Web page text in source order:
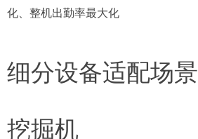
化、整机出勤率最大化
细分设备适配场景
挖掘机